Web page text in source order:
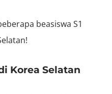
beasiswa S1
Korea Selatan